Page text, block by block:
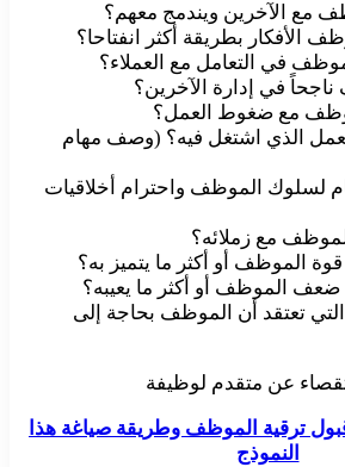
مع الآخرين ويندمج معهم؟
الأفكار بطريقة أكثر انفتاحا؟
في التعامل مع العملاء؟
في إدارة الآخرين؟
مع ضغوط العمل؟
الذي اشتغل فيه؟ (وصف مهام
لسلوك الموظف واحترام أخلاقيات
مع زملائه؟
الموظف أو أكثر ما يتميز به؟
ضعف الموظف أو أكثر ما يعيبه؟
تعتقد أن الموظف بحاجة إلى
ترقية الموظف وطريقة صياغة هذا
النموذج